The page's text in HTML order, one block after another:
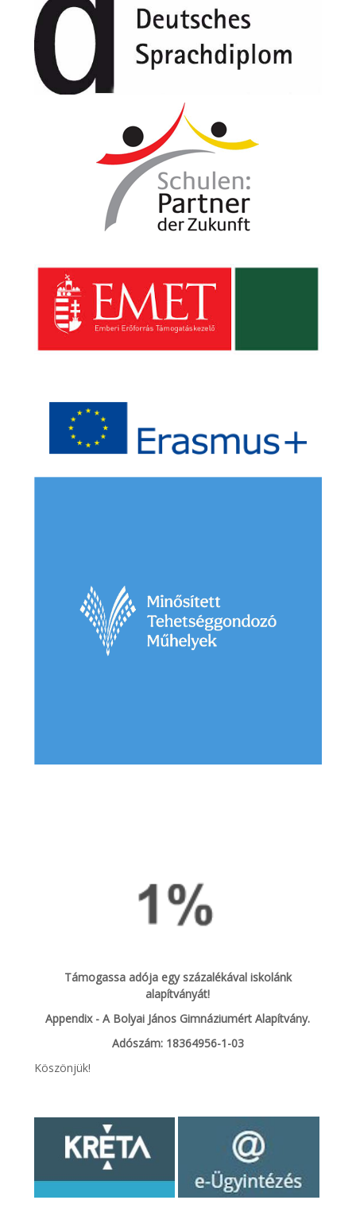
Támogassa adója egy százalékával iskolánk
alapítványát!
Appendix - A Bolyai János Gimnáziumért Alapítvány.
Adószám: 18364956-1-03
Köszönjük!